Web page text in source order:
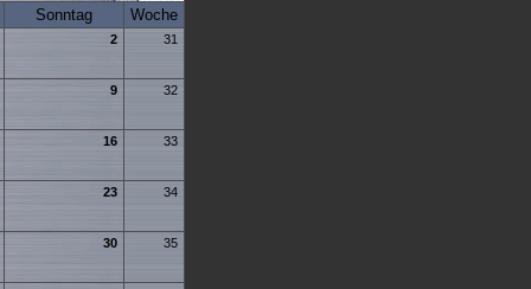
Sonntag Woche
2 31
9 32
16 33
23 34
30 35